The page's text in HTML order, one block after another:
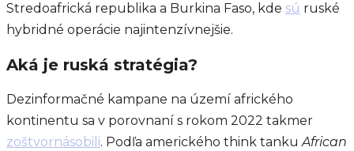
Stredoafrická republika a Burkina Faso, kde sú ruské
hybridné operácie najintenzívnejšie.
Aká je ruská stratégia?
Dezinformačné kampane na území afrického
kontinentu sa v porovnaní s rokom 2022 takmer
zoštvornásobili. Podľa amerického think tankuAfrican